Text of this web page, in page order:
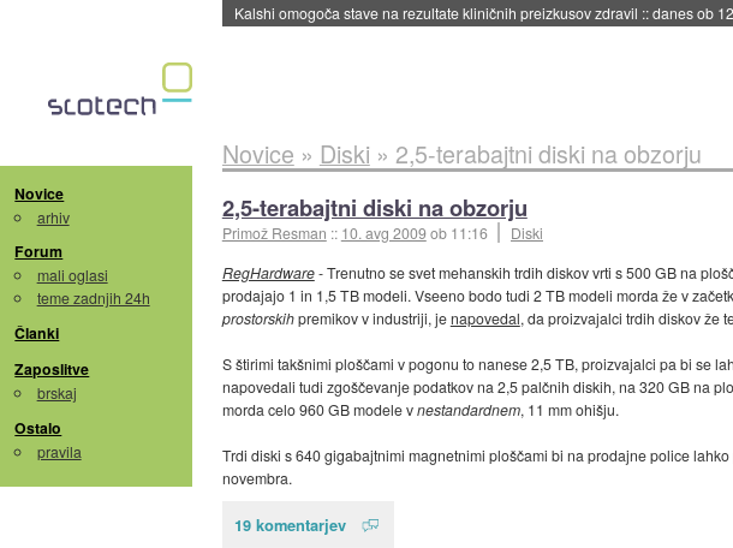
Sandisk že prodal več kot polovico SSD-jev za naslednji dve leti::danes ob
Novice
arhiv
Forum
mali oglasi
teme zadnjih 24h
Članki
Zaposlitve
brskaj
Ostalo
pravila
Novice » Diski » 2,5-terabajtni diski na obzorju
2,5-terabajtni diski na obzorju
Primož Resman :: 10. avg 2009ob 11:16
Diski
RegHardware- Trenutno se svet mehanskih trdih diskov vrti s 500 GB na
prodajajo 1 in 1,5 TB modeli. Vseeno bodo tudi 2 TB modeli morda že v
prostorskihpremikov v industriji, jenapovedal, da proizvajalci trdih diskov že
S štirimi takšnimi ploščami v pogonu to nanese 2,5 TB, proizvajalci pa bi se
napovedali tudi zgoščevanje podatkov na 2,5 palčnih diskih, na 320 GB na
morda celo 960 GB modele vnestandardnem, 11 mm ohišju.
Trdi diski s 640 gigabajtnimi magnetnimi ploščami bi na prodajne police
novembra.
19 komentarjev